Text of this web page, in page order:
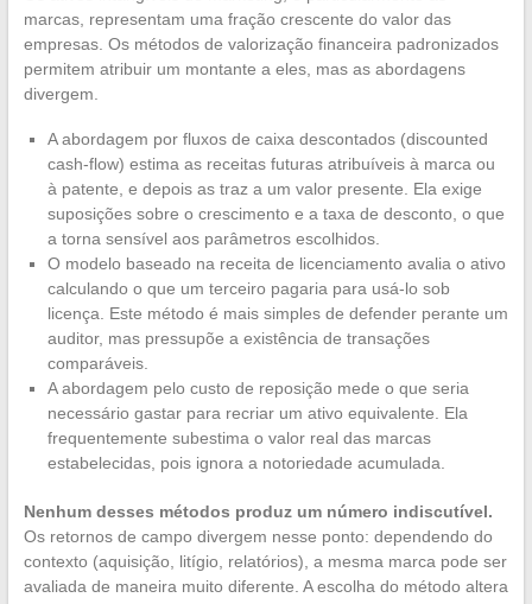
marcas, representam uma fração crescente do valor das
empresas. Os métodos de valorização financeira padronizados
permitem atribuir um montante a eles, mas as abordagens
divergem.
A abordagem por fluxos de caixa descontados (discounted
cash-flow) estima as receitas futuras atribuíveis à marca ou
à patente, e depois as traz a um valor presente. Ela exige
suposições sobre o crescimento e a taxa de desconto, o que
a torna sensível aos parâmetros escolhidos.
O modelo baseado na receita de licenciamento avalia o ativo
calculando o que um terceiro pagaria para usá-lo sob
licença. Este método é mais simples de defender perante um
auditor, mas pressupõe a existência de transações
comparáveis.
A abordagem pelo custo de reposição mede o que seria
necessário gastar para recriar um ativo equivalente. Ela
frequentemente subestima o valor real das marcas
estabelecidas, pois ignora a notoriedade acumulada.
Nenhum desses métodos produz um número indiscutível.
Os retornos de campo divergem nesse ponto: dependendo do
contexto (aquisição, litígio, relatórios), a mesma marca pode ser
avaliada de maneira muito diferente. A escolha do método altera